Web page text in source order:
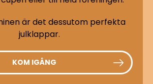
är det dessutom perfekta
julklappar.
KOM IGÅNG